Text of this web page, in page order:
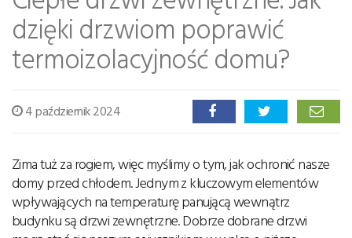
dzięki drzwiom poprawić
termoizolacyjność domu?
4 październik 2024
Zima tuż za rogiem, więc myślimy o tym, jak ochronić nasze
domy przed chłodem. Jednym z kluczowym elementów
wpływających na temperaturę panującą wewnątrz
budynku są drzwi zewnętrzne. Dobrze dobrane drzwi